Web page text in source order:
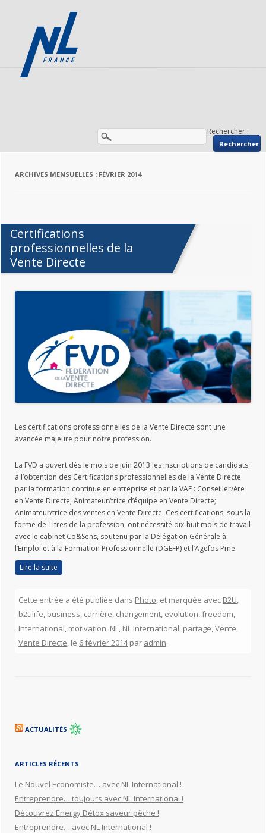
Rechercher :
ARCHIVES MENSUELLES : FÉVRIER 2014
Certifications
professionnelles de la
Vente Directe
Les certifications professionnelles de la Vente Directe sont une
avancée majeure pour notre profession.
La FVD a ouvert dès le mois de juin 2013 les inscriptions de candidats
à l’obtention des Certifications professionnelles de la Vente Directe
par la formation continue en entreprise et par la VAE : Conseiller/ère
en Vente Directe; Animateur/trice d’équipe en Vente Directe;
Animateur/trice des ventes en Vente Directe. Ces certifications, sous la
forme de Titres de la profession, ont nécessité dix-huit mois de travail
avec le cabinet Co&Sens, soutenu par la Délégation Générale à
l’Emploi et à la Formation Professionnelle (DGEFP) et l’Agefos Pme.
Lire la suite
Cette entrée a été publiée dans Photo, et marquée avec B2U,
b2ulife, business, carrière, changement, evolution,freedom,
International, motivation, NL, NL International, partage,Vente,
Vente Directe, le 6 février 2014 par admin.
ACTUALITÉS
ARTICLES RÉCENTS
Le Nouvel Economiste… avec NL International !
Entreprendre… toujours avec NL International !
Découvrez Energy Détox saveur pêche !
Entreprendre… avec NL International !